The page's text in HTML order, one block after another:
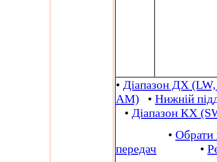
• Діапазон ДХ
AM) • Нижній
• Діапазон КХ
• Обрати
передач •